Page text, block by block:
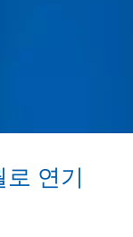
연기